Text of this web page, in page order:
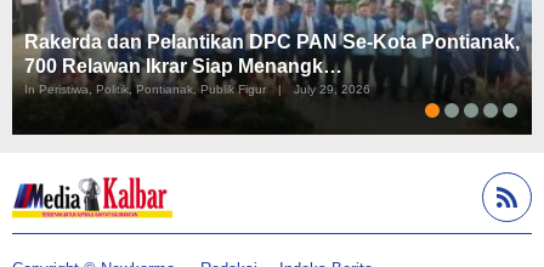
Rakerda dan Pelantikan DPC PAN Se-Kota Pontianak,
700 Relawan Ikrar Siap Menangk…
In Peristiwa, Politik, Pontianak, Publik Figur | July 29, 2026